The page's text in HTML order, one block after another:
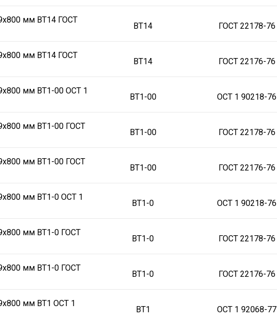
мм ВТ14 ГОСТ
ВТ14 ГОСТ 22178-76
мм ВТ14 ГОСТ
ВТ14 ГОСТ 22176-76
мм ВТ1-00 ОСТ 1
ВТ1-00 ОСТ 1 90218-76
мм ВТ1-00 ГОСТ
ВТ1-00 ГОСТ 22178-76
мм ВТ1-00 ГОСТ
ВТ1-00 ГОСТ 22176-76
мм ВТ1-0 ОСТ 1
ВТ1-0 ОСТ 1 90218-76
мм ВТ1-0 ГОСТ
ВТ1-0 ГОСТ 22178-76
мм ВТ1-0 ГОСТ
ВТ1-0 ГОСТ 22176-76
мм ВТ1 ОСТ 1
ВТ1 ОСТ 1 92068-77